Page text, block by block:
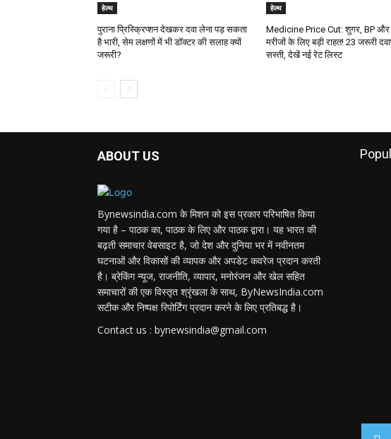
हेल्थ
पुराना प्रिस्क्रिप्शन देखकर दवा लेना पड़ सकता
है भारी, सेम लक्षणों में भी डॉक्टर की सलाह क्यों
जरूरी?
हेल्थ
Medicine Price Cut: शुगर, BP और
मरीजों के लिए बड़ी राहत! 23 जरूरी
सस्ती, देखें नई रेट लिस्ट
ABOUT US
Bynewsindia.com के मिशन को इस प्रकार परिभाषित किया
गया है – पाठक का, पाठक के लिए और पाठक द्वारा। यह भारत की
बढ़ती समाचार वेबसाइट है, जो देश और दुनिया भर में नवीनतम
घटनाओं और विकासों की व्यापक और अपडेट कवरेज प्रदान करती
है। ब्रेकिंग न्यूज, राजनीति, व्यापार, मनोरंजन और खेल सहित
समाचारों की एक विस्तृत श्रृंखला के साथ, ByNewsIndia.com
सटीक और निष्पक्ष रिपोर्टिंग प्रदान करने के लिए प्रतिबद्ध है।
Contact us : bynewsindia@gmail.com